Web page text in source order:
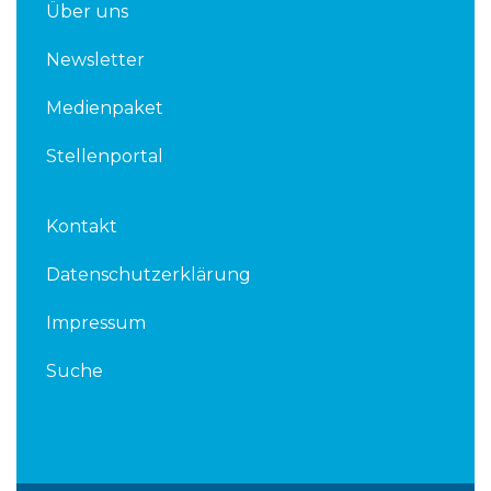
Über uns
Newsletter
Medienpaket
Stellenportal
Kontakt
Datenschutzerklärung
Impressum
Suche